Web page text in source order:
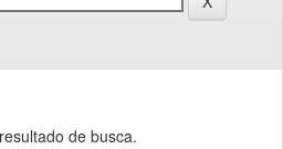
de busca.